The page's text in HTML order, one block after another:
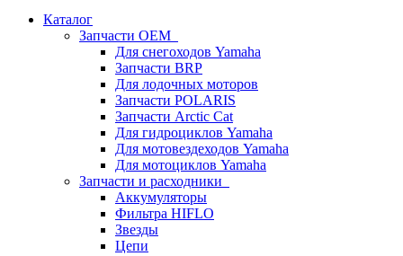
Каталог
Запчасти OEM
Для снегоходов Yamaha
Запчасти BRP
Для лодочных моторов
Запчасти POLARIS
Запчасти Arctic Cat
Для гидроциклов Yamaha
Для мотовездеходов Yamaha
Для мотоциклов Yamaha
Запчасти и расходники
Аккумуляторы
Фильтра HIFLO
Звезды
Цепи